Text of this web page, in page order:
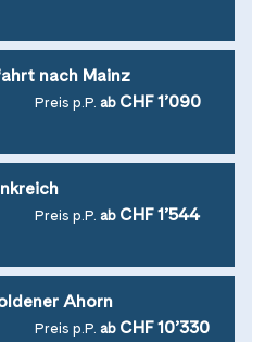
nach Mainz
Preis p.P. ab CHF 1’090
Preis p.P. ab CHF 1’544
Ahorn
Preis p.P. ab CHF 10’330